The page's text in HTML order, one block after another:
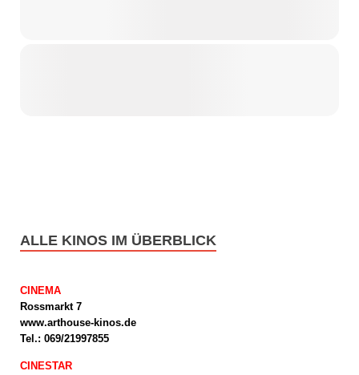
ALLE KINOS IM ÜBERBLICK
CINEMA
Rossmarkt 7
www.arthouse-kinos.de
Tel.: 069/21997855
CINESTAR